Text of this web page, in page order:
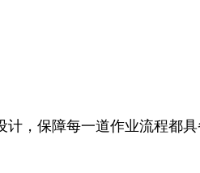
，保障每一道作业流程都具